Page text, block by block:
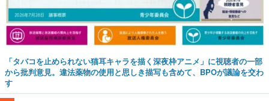
「タバコを止められない猫耳キャラを描く深夜枠アニメ」に視聴者の一部
から批判意見。違法薬物の使用と思しき描写も含めて、BPOが議論を交わ
す